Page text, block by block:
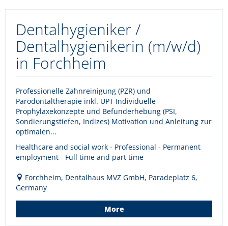
Dentalhygieniker /
Dentalhygienikerin (m/w/d)
in Forchheim
Professionelle Zahnreinigung (PZR) und
Parodontaltherapie inkl. UPT Individuelle
Prophylaxekonzepte und Befunderhebung (PSI,
Sondierungstiefen, Indizes) Motivation und Anleitung zur
optimalen...
Healthcare and social work - Professional - Permanent
employment - Full time and part time
Forchheim, Dentalhaus MVZ GmbH, Paradeplatz 6,
Germany
More